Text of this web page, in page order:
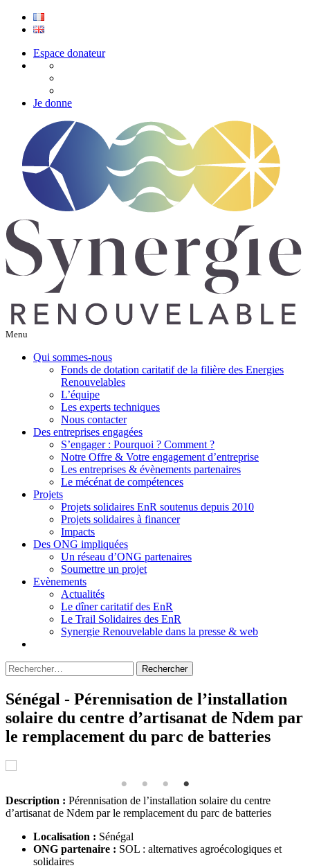
Espace donateur
Je donne
Menu
Qui sommes-nous
Fonds de dotation caritatif de la filière des Energies
Renouvelables
L’équipe
Les experts techniques
Nous contacter
Des entreprises engagées
S’engager : Pourquoi ? Comment ?
Notre Offre & Votre engagement d’entreprise
Les entreprises & évènements partenaires
Le mécénat de compétences
Projets
Projets solidaires EnR soutenus depuis 2010
Projets solidaires à financer
Impacts
Des ONG impliquées
Un réseau d’ONG partenaires
Soumettre un projet
Evènements
Actualités
Le dîner caritatif des EnR
Le Trail Solidaires des EnR
Synergie Renouvelable dans la presse & web
Rechercher :
Sénégal - Pérennisation de l’installation
solaire du centre d’artisanat de Ndem par
le remplacement du parc de batteries
Description : Pérennisation de l’installation solaire du centre
d’artisanat de Ndem par le remplacement du parc de batteries
Localisation : Sénégal
ONG partenaire : SOL : alternatives agroécologiques et
solidaires